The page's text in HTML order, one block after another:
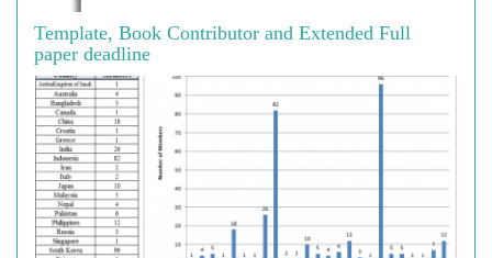
Template, Book Contributor and Extended Full
paper deadline